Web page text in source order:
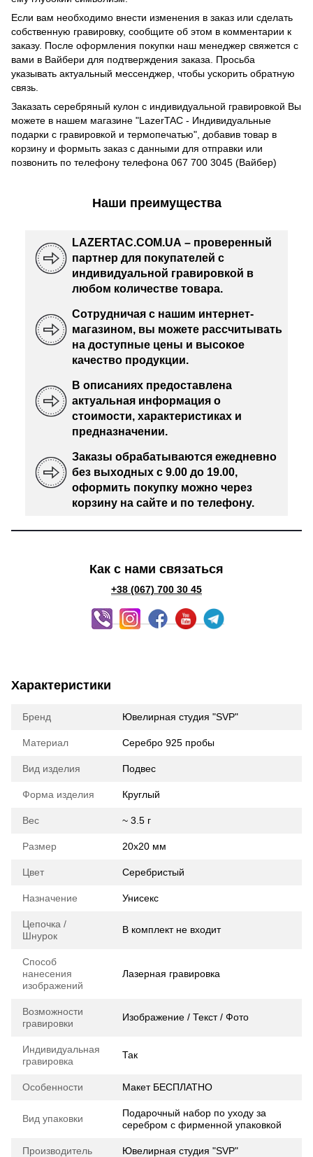
Если вам необходимо внести изменения в заказ или сделать
собственную гравировку, сообщите об этом в комментарии к
заказу. После оформления покупки наш менеджер свяжется с
вами в Вайбери для подтверждения заказа. Просьба
указывать актуальный мессенджер, чтобы ускорить обратную
связь.
Заказать серебряный кулон с индивидуальной гравировкой Вы
можете в нашем магазине "LazerTAC - Индивидуальные
подарки с гравировкой и термопечатью", добавив товар в
корзину и формыть заказ с данными для отправки или
позвонить по телефону телефона 067 700 3045 (Вайбер)
Наши преимущества
LAZERTAC.COM.UA – проверенный
партнер для покупателей с
индивидуальной гравировкой в
любом количестве товара.
Сотрудничая с нашим интернет-
магазином, вы можете рассчитывать
на доступные цены и высокое
качество продукции.
В описаниях предоставлена
актуальная информация о
стоимости, характеристиках и
предназначении.
Заказы обрабатываются ежедневно
без выходных с 9.00 до 19.00,
оформить покупку можно через
корзину на сайте и по телефону.
Как с нами связаться
+38 (067) 700 30 45
Характеристики
Бренд Ювелирная студия "SVP"
Материал Серебро 925 пробы
Вид изделия Подвес
Форма изделия Круглый
Вес ~ 3.5 г
Размер 20х20 мм
Цвет Серебристый
Назначение Унисекс
Цепочка /
Шнурок
В комплект не входит
Способ
нанесения
изображений
Лазерная гравировка
Возможности
гравировки
Изображение / Текст / Фото
Индивидуальная
гравировка
Так
Особенности Макет БЕСПЛАТНО
Вид упаковки
Подарочный набор по уходу за
серебром с фирменной упаковкой
Производитель Ювелирная студия "SVP"